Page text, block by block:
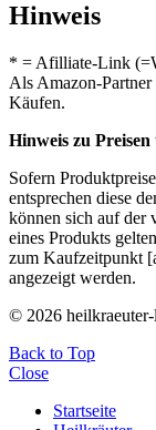
Hinweis
* = Afilliate-Link
Als Amazon-
Käufen.
Hinweis zu
Sofern
entsprechen diese
können sich auf der
eines Produkts
zum Kaufzeitpunkt
angezeigt werden.
© 2026
Back to Top
Close
Startseite